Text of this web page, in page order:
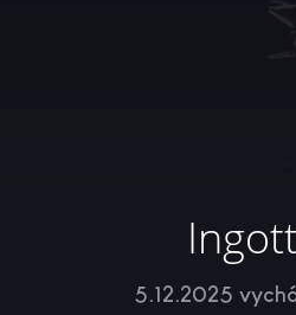
5.12.2025